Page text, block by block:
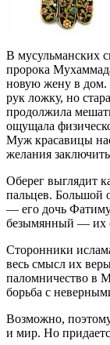
В мусульманских
пророка
новую жену в
рук ложку, но
продолжила
ощущала
Муж красавицы
желания
Оберег выглядит
пальцев. Большой
— его дочь
безымянный — их
Сторонники
весь смысл их
паломничество в
борьба с
Возможно,
и мир. Но